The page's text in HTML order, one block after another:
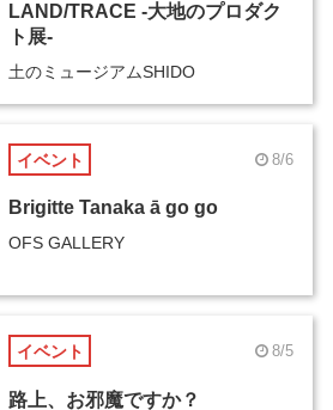
LAND/TRACE -大地のプロダク
ト展-
土のミュージアムSHIDO
イベント 8/6
Brigitte Tanaka ā go go
OFS GALLERY
イベント 8/5
路上、お邪魔ですか？